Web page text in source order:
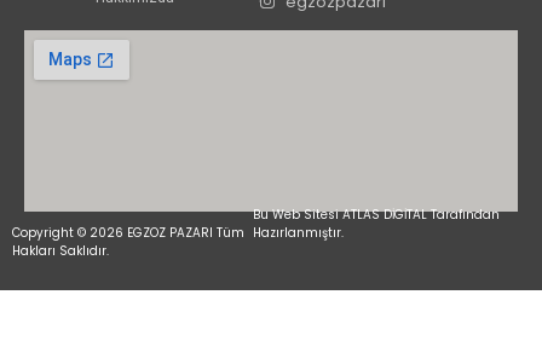
Copyright © 2026 EGZOZ PAZARI Tüm
Hakları Saklıdır.
Bu Web Sitesi ATLAS DİGİTAL Tarafından
Hazırlanmıştır.